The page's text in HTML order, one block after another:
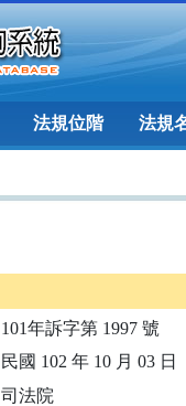
法規位階 法規
101年訴字第 1997 號
民國 102 年 10 月 03 日
司法院